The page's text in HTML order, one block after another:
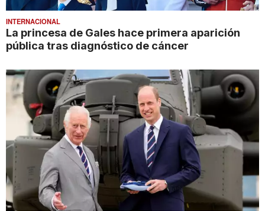
INTERNACIONAL
La princesa de Gales hace primera aparición
pública tras diagnóstico de cáncer